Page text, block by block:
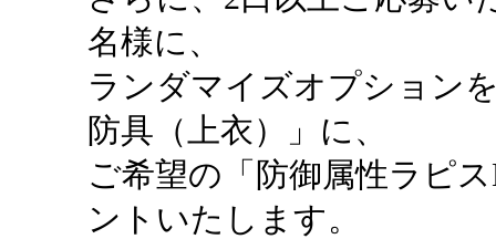
名様に、
ランダマイズオプション
防具（上衣）」に、
ご希望の「防御属性ラピ
ントいたします。